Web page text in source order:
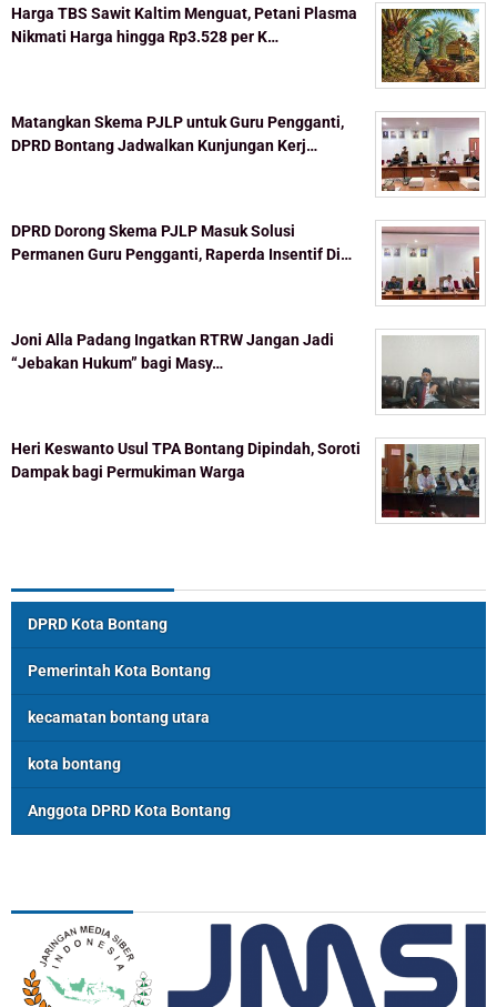
Harga TBS Sawit Kaltim Menguat, Petani Plasma
Nikmati Harga hingga Rp3.528 per K…
Matangkan Skema PJLP untuk Guru Pengganti,
DPRD Bontang Jadwalkan Kunjungan Kerj…
DPRD Dorong Skema PJLP Masuk Solusi
Permanen Guru Pengganti, Raperda Insentif Di…
Joni Alla Padang Ingatkan RTRW Jangan Jadi
“Jebakan Hukum” bagi Masy…
Heri Keswanto Usul TPA Bontang Dipindah, Soroti
Dampak bagi Permukiman Warga
DPRD Kota Bontang
Pemerintah Kota Bontang
kecamatan bontang utara
kota bontang
Anggota DPRD Kota Bontang